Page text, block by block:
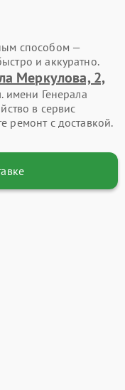
способом —
и аккуратно.
Меркулова, 2,
имени Генерала
в сервис
ремонт с доставкой.